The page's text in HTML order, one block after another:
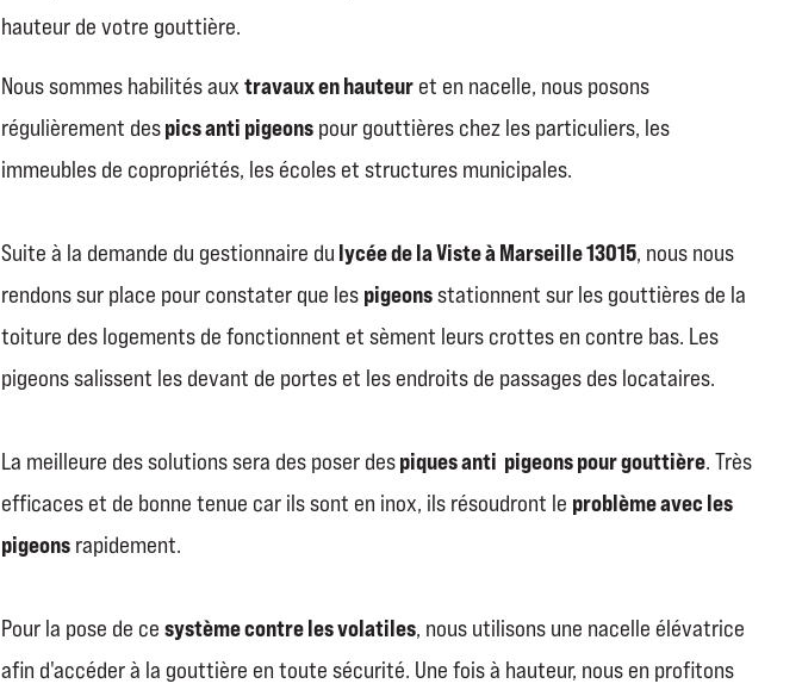
hauteur de votre gouttière.
Nous sommes habilités aux travaux en hauteur et en nacelle, nous posons
régulièrement despics anti pigeons pour gouttières chez les particuliers, les
immeubles de copropriétés, les écoles et structures municipales.
Suite à la demande du gestionnaire du lycée de la Viste à Marseille 13015, nous nous
rendons sur place pour constater que les pigeonsstationnent sur les gouttières de la
toiture des logements de fonctionnent et sèment leurs crottes en contre bas. Les
pigeons salissent les devant de portes et les endroits de passages des locataires.
La meilleure des solutions sera des poser despiques anti pigeons pour gouttière. Très
efficaces et de bonne tenue car ils sont en inox, ils résoudront le problème avec les
pigeons rapidement.
Pour la pose de ce système contre les volatiles, nous utilisons une nacelle élévatrice
afin d'accéder à la gouttière en toute sécurité. Une fois à hauteur, nous en profitons